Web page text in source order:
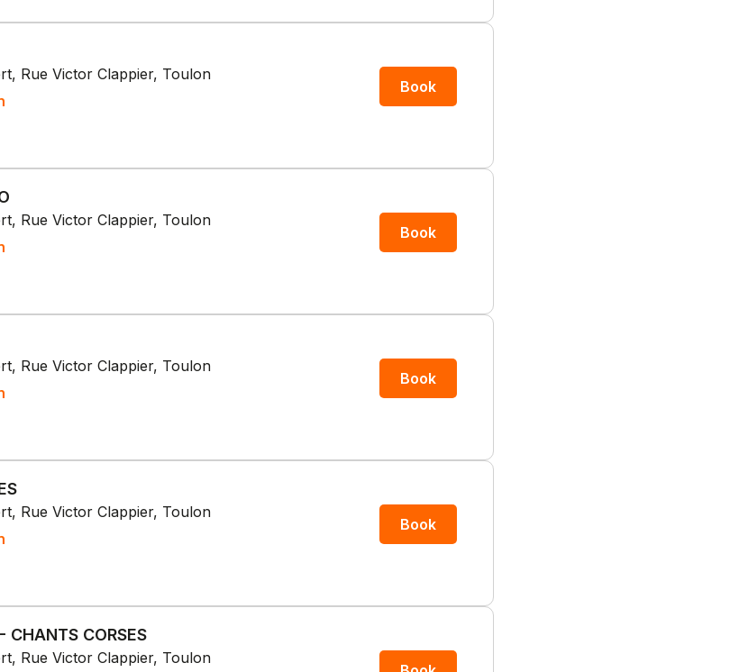
Rue Victor Clappier, Toulon
Book
Rue Victor Clappier, Toulon
Book
Rue Victor Clappier, Toulon
Book
Rue Victor Clappier, Toulon
Book
CHANTS CORSES
Rue Victor Clappier, Toulon